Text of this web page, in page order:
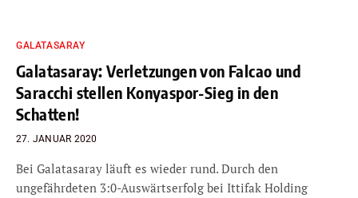
GALATASARAY
Galatasaray: Verletzungen von Falcao und
Saracchi stellen Konyaspor-Sieg in den
Schatten!
27. JANUAR 2020
Bei Galatasaray läuft es wieder rund. Durch den
ungefährdeten 3:0-Auswärtserfolg bei Ittifak Holding